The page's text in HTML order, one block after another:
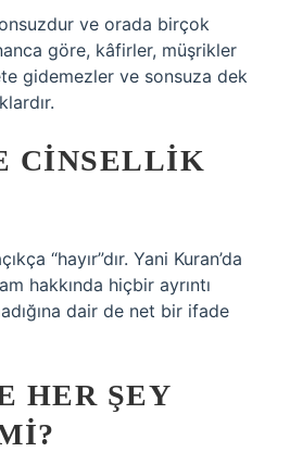
ve orada birçok
göre, kâfirler, müşrikler
gidemezler ve sonsuza dek
CINSELLIK
“hayır”dır. Yani Kuran’da
hakkında hiçbir ayrıntı
dair de net bir ifade
HER ŞEY